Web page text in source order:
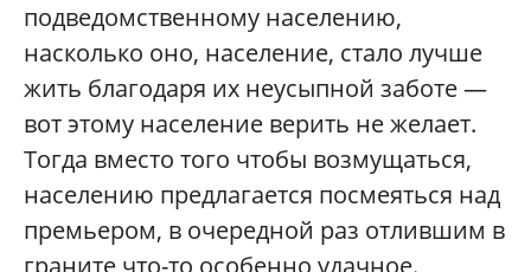
подведомственному населению,
насколько оно, население, стало лучше
жить благодаря их неусыпной заботе —
вот этому население верить не желает.
Тогда вместо того чтобы возмущаться,
населению предлагается посмеяться над
премьером, в очередной раз отлившим в
граните что-то особенно удачное.